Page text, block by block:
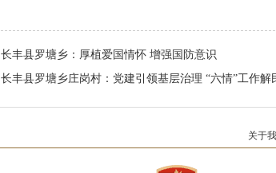
长丰县罗塘乡：厚植爱国情怀 增强国防意识
长丰县罗塘乡庄岗村：党建引领基层治理 “六情”工作解
关于